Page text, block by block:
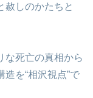
赦しのかたちと
な死亡の真相から
を“相沢視点”で